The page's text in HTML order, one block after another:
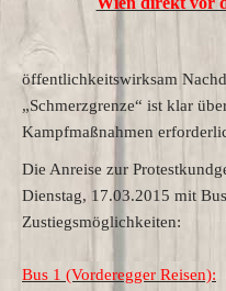
öffentlichkeitswirksam
„Schmerzgrenze“ ist klar
Kampfmaßnahmen
Die Anreise zur
Dienstag, 17.03.2015 mit
Zustiegsmöglichkeiten:
Bus 1 (Vorderegger Reisen):